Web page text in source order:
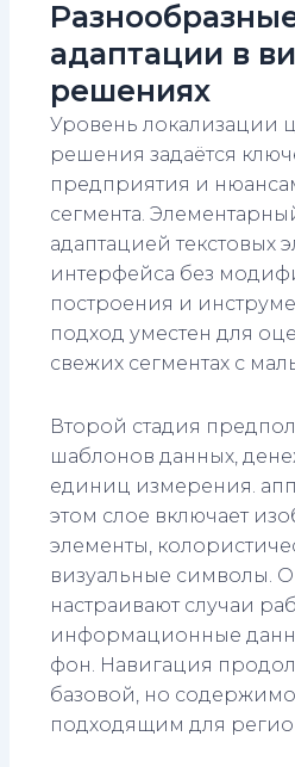
адаптации в
решениях
Уровень локализации
решения задаётся
предприятия и
сегмента.
адаптацией текстовых
интерфейса без
построения и
подход уместен для
свежих сегментах с
Второй стадия
шаблонов данных,
единиц измерения.
этом слое включает
элементы,
визуальные символы.
настраивают случаи
информационные
фон. Навигация
базовой, но
подходящим для